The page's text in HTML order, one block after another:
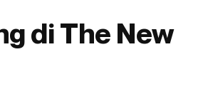
di The New